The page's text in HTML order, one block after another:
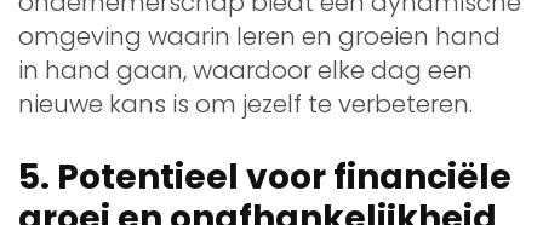
omgeving waarin leren en groeien hand
in hand gaan, waardoor elke dag een
nieuwe kans is om jezelf te verbeteren.
5. Potentieel voor financiële